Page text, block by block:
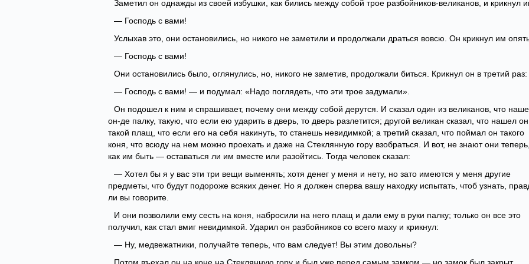
Заметил он однажды из своей избушки, как бились между собой трое разбойников-великанов, и крикнул
— Господь с вами!
Услыхав это, они остановились, но никого не заметили и продолжали драться вовсю. Он крикнул им
— Господь с вами!
Они остановились было, оглянулись, но, никого не заметив, продолжали биться. Крикнул он в третий раз:
— Господь с вами! — и подумал: «Надо поглядеть, что эти трое задумали».
Он подошел к ним и спрашивает, почему они между собой дерутся. И сказал один из великанов, что
он-де палку, такую, что если ею ударить в дверь, то дверь разлетится; другой великан сказал, что нашел он
такой плащ, что если его на себя накинуть, то станешь невидимкой; а третий сказал, что поймал он такого
коня, что всюду на нем можно проехать и даже на Стеклянную гору взобраться. И вот, не знают они теперь,
как им быть — оставаться ли им вместе или разойтись. Тогда человек сказал:
— Хотел бы я у вас эти три вещи выменять; хотя денег у меня и нету, но зато имеются у меня другие
предметы, что будут подороже всяких денег. Но я должен сперва вашу находку испытать, чтоб узнать,
ли вы говорите.
И они позволили ему сесть на коня, набросили на него плащ и дали ему в руки палку; только он все это
получил, как стал вмиг невидимкой. Ударил он разбойников со всего маху и крикнул:
— Ну, медвежатники, получайте теперь, что вам следует! Вы этим довольны?